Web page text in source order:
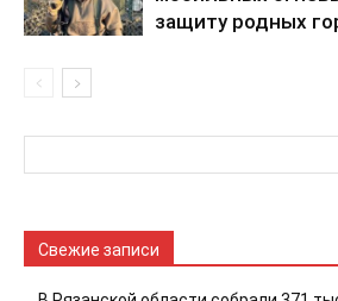
защиту родных
Свежие записи